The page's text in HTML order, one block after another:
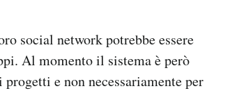
social network potrebbe essere
Al momento il sistema è però
e non necessariamente per